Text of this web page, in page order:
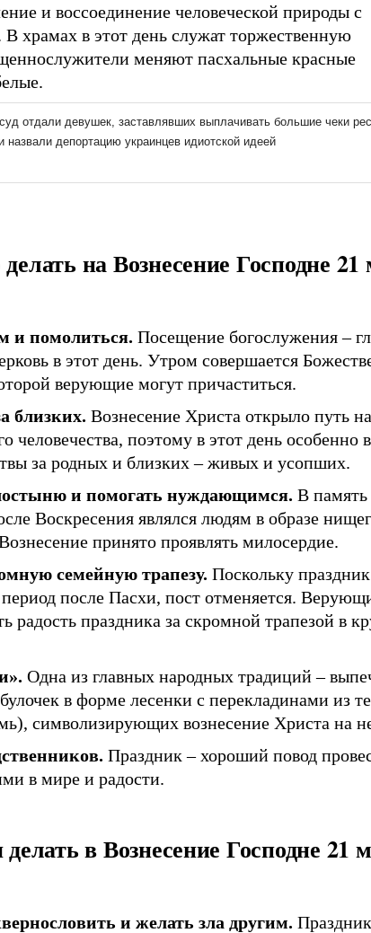
и воссоединение человеческой природы с
храмах в этот день служат торжественную
меняют пасхальные красные
на Вознесение Господне 21
и помолиться. Посещение богослужения –
в этот день. Утром совершается
верующие могут причаститься.
близких. Вознесение Христа открыло путь на
человечества, поэтому в этот день особенно
за родных и близких – живых и усопших.
и помогать нуждающимся. В
Воскресения являлся людям в образе
принято проявлять милосердие.
семейную трапезу. Поскольку праздник
после Пасхи, пост отменяется.
радость праздника за скромной трапезой в
Одна из главных народных традиций –
в форме лесенки с перекладинами из
символизирующих вознесение Христа на
Праздник – хороший повод
в мире и радости.
в Вознесение Господне 21
и желать зла другим.